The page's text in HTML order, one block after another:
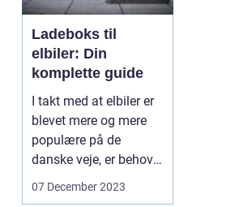
Ladeboks til
elbiler: Din
komplette guide
I takt med at elbiler er
blevet mere og mere
populære på de
danske veje, er behovet
for ...
07 December 2023